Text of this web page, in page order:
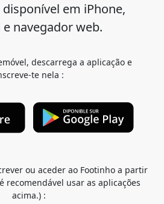
em iPhone,
navegador web.
descarrega a aplicação e
te nela :
ou aceder ao Footinho a partir
recomendável usar as aplicações
acima.) :